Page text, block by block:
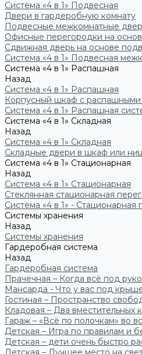
Система «4 в 1» Подвесная
Двери в гардеробную комнату
Подвесные межкомнатные
Офисные перегородки на
Сдвижная дверь на основе
Система «4 в 1» Подвесная
Система «4 в 1» Распашная
Назад
Система «4 в 1» Распашная
Корпусный шкаф с
Система «4 в 1» Распашная
Система «4 в 1» Складная
Назад
Система «4 в 1» Складная
Складные двери в шкаф или
Система «4 в 1» Стационарная
Назад
Система «4 в 1» Стационарная
Стеклянная стационарная
Система «4 в 1» - Стационарная
Системы хранения
Назад
Системы хранения
Гардеробная система
Назад
Гардеробная система
Прачечная – Когда всё под
Мансарда - Что у вас под
Гостиная – Пространство
Кладовая – Два вместительных
Гараж – «Всё по полочкам» во
Детская – Игра по правилам и
Детская – дети очень быстро